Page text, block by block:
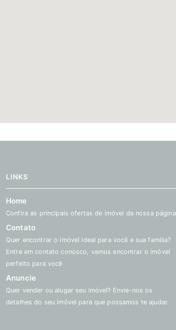
LINKS
Home
Confira as principais ofertas de imóvel da nossa página
Contato
Quer encontrar o imóvel ideal para você e sua família?
Entre em contato conosco, vamos encontrar o imóvel
perfeito para você
Anuncie
Quer vender ou alugar seu imóvel? Envie-nos os
detalhes do seu imóvel para que possamos te ajudar.